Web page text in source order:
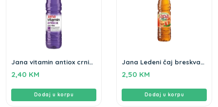
Jana vitamin antiox crni
2,40 KM
Dodaj u korpu
Jana Ledeni čaj breskva
2,50 KM
Dodaj u korpu